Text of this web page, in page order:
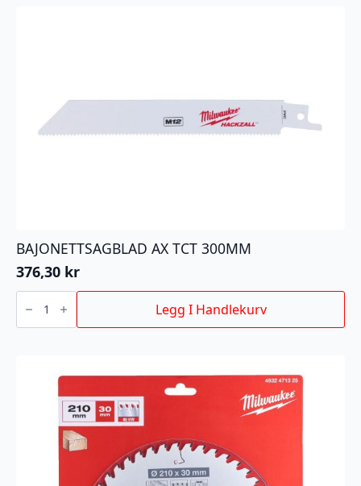
BAJONETTSAGBLAD AX TCT 300MM
376,30 kr
BAJONETTSAGBLAD
AX
300MM
Legg I Handlekurv